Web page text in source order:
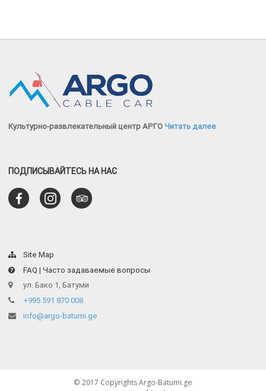
Культурно-развлекательный центр АРГОЧитать далее
ПОДПИСЫВАЙТЕСЬ НА НАС
Site Map
FAQ | Часто задаваемые вопросы
ул. Бако 1, Батуми
+995 591 870 008
info@argo-batumi.ge
© 2017 Copyrights Argo-Batumi.ge